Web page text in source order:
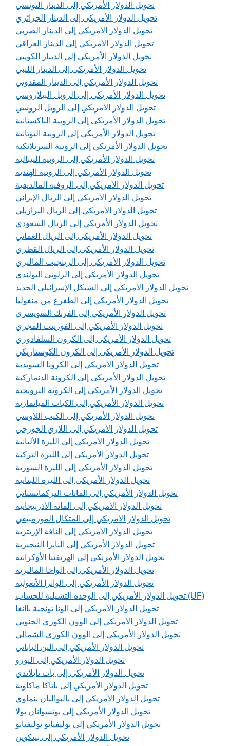
تحويل الدولار الأمريكي إلى الدينار التونسي
تحويل الدولار الأمريكي إلى الدينار الجزائري
تحويل الدولار الأمريكي إلى الدينار الصربي
تحويل الدولار الأمريكي إلى الدينار العراقي
تحويل الدولار الأمريكي إلى الدينار الكويتي
تحويل الدولار الأمريكي إلى الدينار الليبي
تحويل الدولار الأمريكي إلى الدينار المقدوني
تحويل الدولار الأمريكي إلى الروبل البيلاروسي
تحويل الدولار الأمريكي إلى الروبل الروسي
تحويل الدولار الأمريكي إلى الروبية الباكستانية
تحويل الدولار الأمريكي إلى الروبية البوتانية
تحويل الدولار الأمريكي إلى الروبية السريلانكية
تحويل الدولار الأمريكي إلى الروبية النيبالية
تحويل الدولار الأمريكي إلى الروبية الهندية
تحويل الدولار الأمريكي إلى الروفيه المالديفية
تحويل الدولار الأمريكي إلى الريال الإيراني
تحويل الدولار الأمريكي إلى الريال البرازيلي
تحويل الدولار الأمريكي إلى الريال السعودي
تحويل الدولار الأمريكي إلى الريال العماني
تحويل الدولار الأمريكي إلى الريال القطري
تحويل الدولار الأمريكي إلى الرينجيت الماليزي
تحويل الدولار الأمريكي إلى الزلوتي البولندي
تحويل الدولار الأمريكي إلى الشيكل الإسرائيلي الجديد
تحويل الدولار الأمريكي إلى الطغرغ من منغوليا
تحويل الدولار الأمريكي إلى الفرنك السويسري
تحويل الدولار الأمريكي إلى الفورينت المجري
تحويل الدولار الأمريكي إلى الكرون السلفادوري
تحويل الدولار الأمريكي إلى الكرون الكوستاريكي
تحويل الدولار الأمريكي إلى الكرونا السويدية
تحويل الدولار الأمريكي إلى الكرونة الدنماركية
تحويل الدولار الأمريكي إلى الكرونة النرويجية
تحويل الدولار الأمريكي إلى الكيات الميانمارية
تحويل الدولار الأمريكي إلى الكيب اللاوسي
تحويل الدولار الأمريكي إلى اللاري الجورجي
تحويل الدولار الأمريكي إلى الليرة الألبانية
تحويل الدولار الأمريكي إلى الليرة التركية
تحويل الدولار الأمريكي إلى الليرة السورية
تحويل الدولار الأمريكي إلى الليرة اللبنانية
تحويل الدولار الأمريكي إلى المانات التركمانستاني
تحويل الدولار الأمريكي إلى المانة الأذربيجانية
تحويل الدولار الأمريكي إلى المتكال الموزمبيقي
تحويل الدولار الأمريكي إلى النافة الإريترية
تحويل الدولار الأمريكي إلى النايرا النيجيرية
تحويل الدولار الأمريكي إلى الهريفنيا الأوكرانية
تحويل الدولار الأمريكي إلى الواخا الماليزية
تحويل الدولار الأمريكي إلى الوانزا الأنغولية
تحويل الدولار الأمريكي إلى الوحدة التشيلية للحساب (UF)
تحويل الدولار الأمريكي إلى الونا تونجية باانغا
تحويل الدولار الأمريكي إلى الوون الكوري الجنوبي
تحويل الدولار الأمريكي إلى الوون الكوري الشمالي
تحويل الدولار الأمريكي إلى الين الياباني
تحويل الدولار الأمريكي إلى اليورو
تحويل الدولار الأمريكي إلى بات تايلاندي
تحويل الدولار الأمريكي إلى باتاكا ماكاوية
تحويل الدولار الأمريكي إلى بالبواليان بنماوي
تحويل الدولار الأمريكي إلى بوتسوانان بولا
تحويل الدولار الأمريكي إلى بوليفيانو بوليفيانو
تحويل الدولار الأمريكي إلى بيتكوين